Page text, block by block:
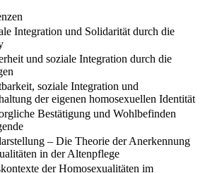
Integration und Solidarität durch die
und soziale Integration durch die
soziale Integration und
der eigenen homosexuellen Identität
Bestätigung und Wohlbefinden
– Die Theorie der Anerkennung
in der Altenpflege
der Homosexualitäten im